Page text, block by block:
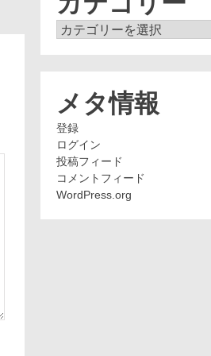
カ
メタ情報
登録
ログイン
投稿フィード
コメントフィード
WordPress.org